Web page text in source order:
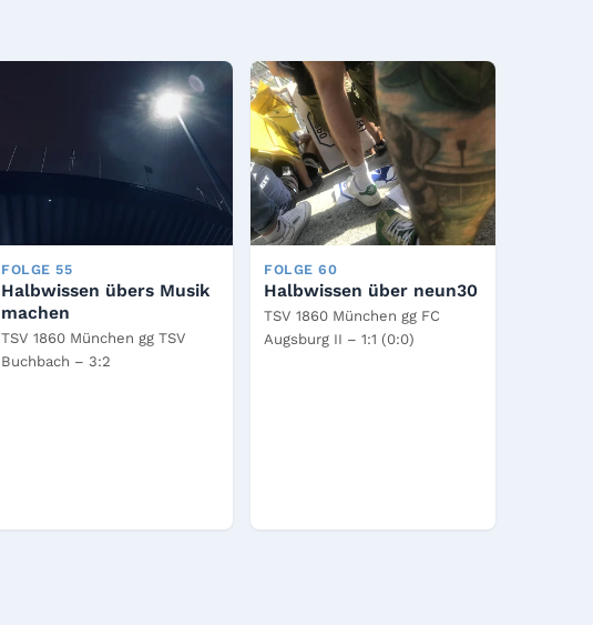
FOLGE 55
Halbwissen übers Musik
machen
TSV 1860 München gg TSV
Buchbach – 3:2
FOLGE 60
Halbwissen über neun30
TSV 1860 München gg FC
Augsburg II – 1:1 (0:0)